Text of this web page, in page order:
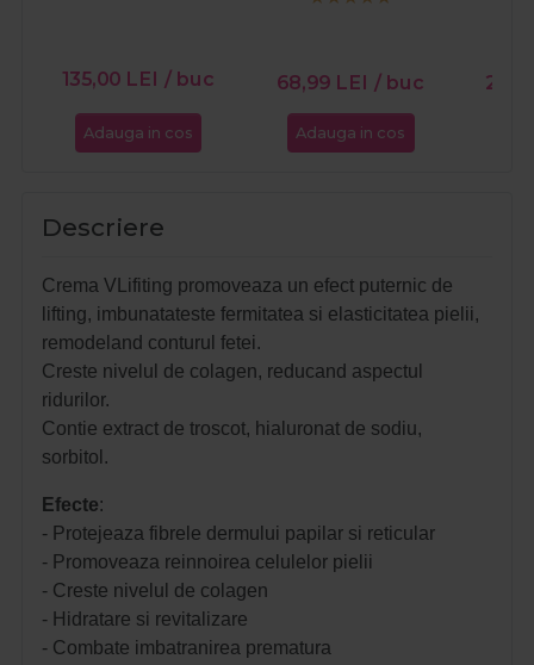
135,00 LEI / buc
Adauga in cos
68,99 LEI / buc
Adauga in cos
Descriere
Crema VLifiting promoveaza un efect puternic de
lifting, imbunatateste fermitatea si elasticitatea pielii,
remodeland conturul fetei.
Creste nivelul de colagen, reducand aspectul
ridurilor.
Contie extract de troscot, hialuronat de sodiu,
sorbitol.
Efecte:
- Protejeaza fibrele dermului papilar si reticular
- Promoveaza reinnoirea celulelor pielii
- Creste nivelul de colagen
- Hidratare si revitalizare
- Combate imbatranirea prematura